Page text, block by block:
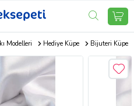
Modelleri Hediye Küpe Bijuteri Küpe